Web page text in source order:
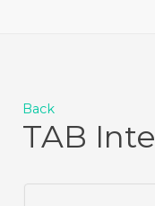
Back
TAB